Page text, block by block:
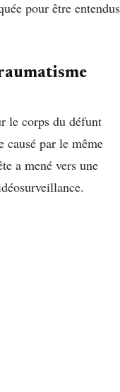
pour être entendus
le corps du défunt
par le même
a mené vers une